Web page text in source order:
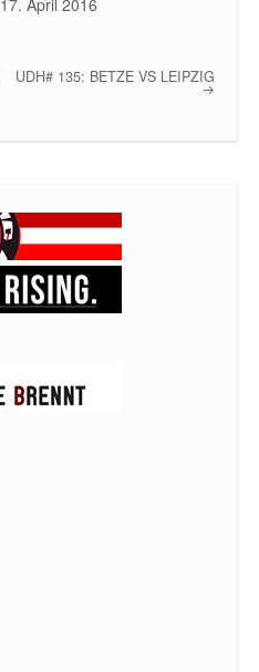
17. April 2016
UDH# 135: BETZE VS LEIPZIG